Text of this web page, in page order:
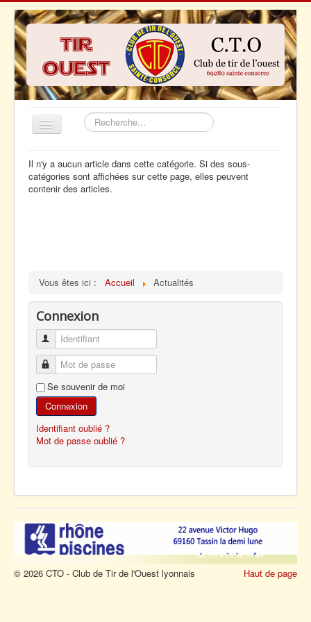
Rechercher
Basculer
la
Accueil
Actualités
Contact
Il n'y a aucun article dans cette catégorie. Si des sous-
catégories sont affichées sur cette page, elles peuvent
contenir des articles.
Vous êtes ici : Accueil Actualités
Connexion
Identifiant
Mot de passe
Se souvenir de moi
Connexion
Identifiant oublié ?
Mot de passe oublié ?
Haut de page
© 2026 CTO - Club de Tir de l'Ouest lyonnais